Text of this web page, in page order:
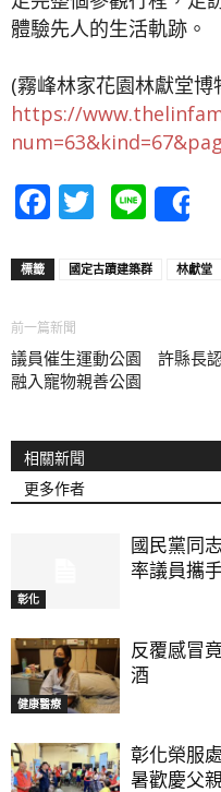
體驗先人的生活軌跡。
(霧峰林家花園林獻堂
https://
Facebook
Twitter
Line
標籤 國定古蹟建築群 林獻堂
前一篇新聞
議員催生運動公園 許縣長
融入寵物親善公園
相關新聞
更多作者
彰化
國民黨同
率議員攜
健康醫療
反覆感冒
酒
彰化榮服
暑歡慶父